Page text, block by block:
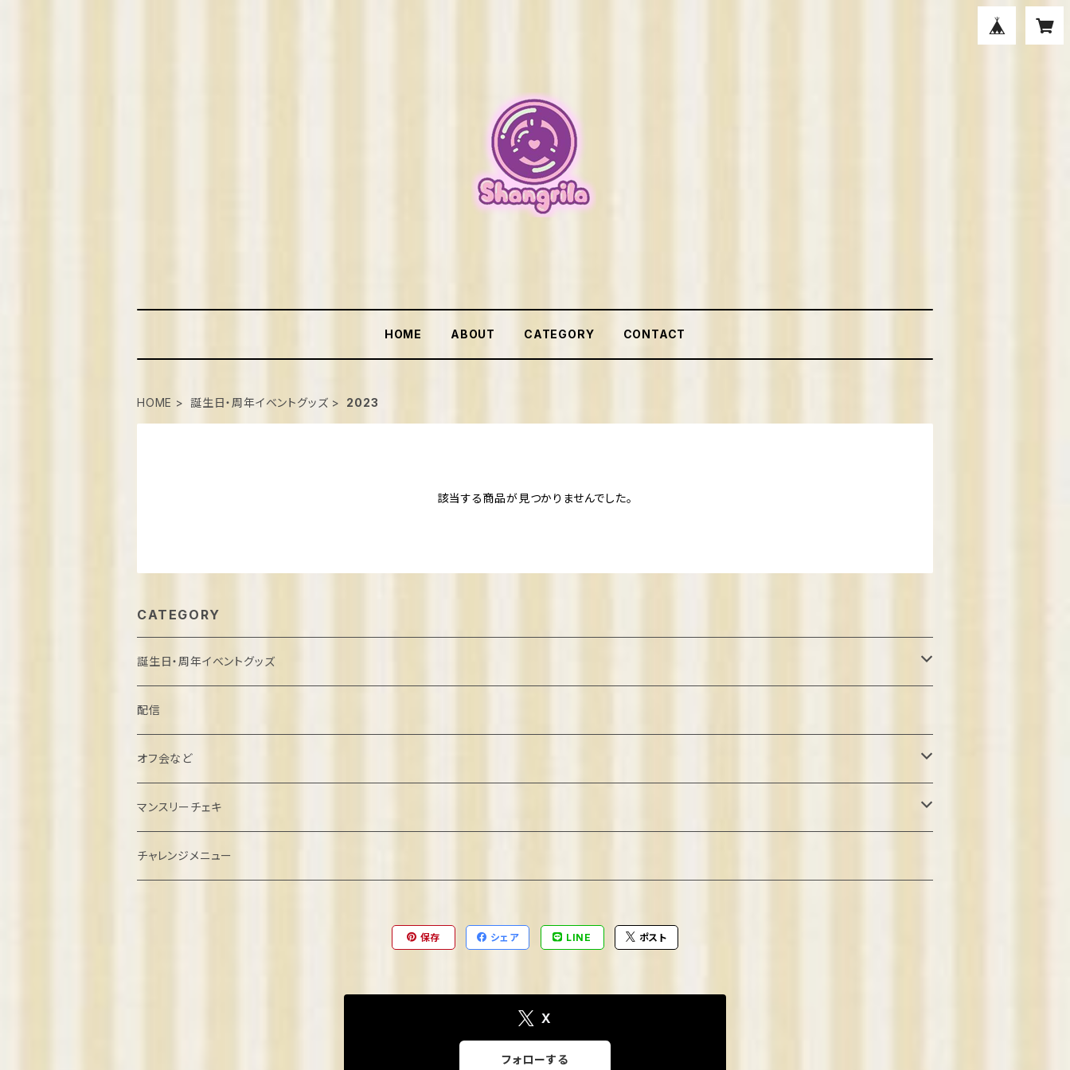
HOME ABOUT CATEGORY CONTACT
HOME 誕生日・周年イベントグッズ 2023
該当する商品が見つかりませんでした。
CATEGORY
誕生日・周年イベントグッズ
葉月しいな誕生日2022
北村こむぎ誕生日2022
璃雲ゆぅい誕生日2022
餅望きなこ誕生日2022
配信
オフ会など
忘年会クラファン
オフ会参加
マンスリーチェキ
２０２４年８月
チャレンジメニュー
保存 シェア LINE ポスト
X
フォローする